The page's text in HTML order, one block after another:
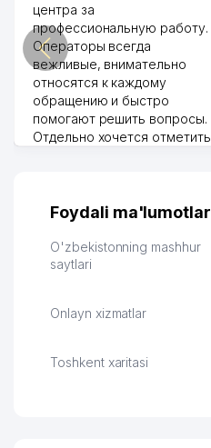
центра за
профессиональную работу.
Операторы всегда
вежливые, внимательно
относятся к каждому
обращению и быстро
помогают решить вопросы.
Отдельно хочется отметить
их работе значительно
обслуживания клиентов.
Рекомендую этот колл-
Vip Brand 31.07.2026 11:43:39
Foydali ma'lumotlar
O'zbekistonning mashhur
saytlari
Onlayn xizmatlar
Toshkent xaritasi